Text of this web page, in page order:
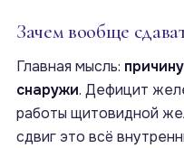
Зачем вообще
Главная мысль:
снаружи. Дефицит
работы щитовидной
сдвиг это всё